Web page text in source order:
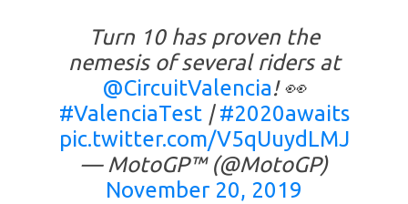
Turn 10 has proven the
nemesis of several riders at
@CircuitValencia! 👀
#ValenciaTest|#2020awaits
pic.twitter.com/V5qUuydLMJ
— MotoGP™ (@MotoGP)
November 20, 2019